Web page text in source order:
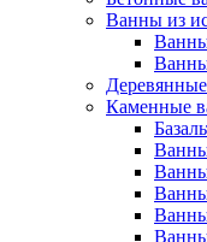
Ванны из
Ванны
Каменные
Ванны
Ванны
Ванны